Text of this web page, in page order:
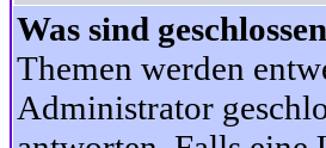
Was sind
Themen werden
Administrator